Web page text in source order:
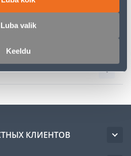
Luba valik
Keeldu
КЛИЕНТОВ